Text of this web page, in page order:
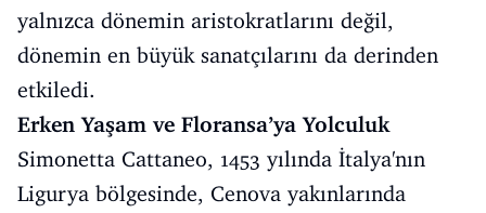
yalnızca dönemin aristokratlarını değil,
dönemin en büyük sanatçılarını da derinden
etkiledi.
Erken Yaşam ve Floransa’ya Yolculuk
Simonetta Cattaneo, 1453 yılında İtalya'nın
Ligurya bölgesinde, Cenova yakınlarında